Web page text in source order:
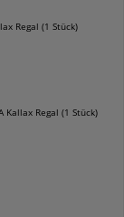
Regal (1 Stück)
Kallax Regal (1 Stück)